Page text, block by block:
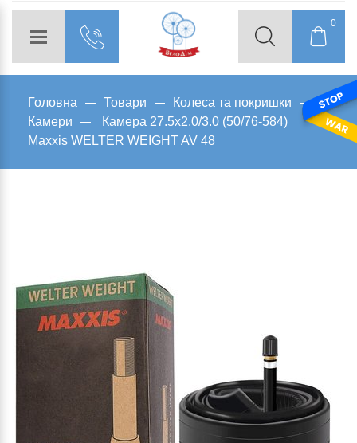
0
Головна Товари
Колеса та покришки
Камери
Камера 27.5x2.0/3.0 (50/76-584)
Maxxis WELTER WEIGHT AV 48